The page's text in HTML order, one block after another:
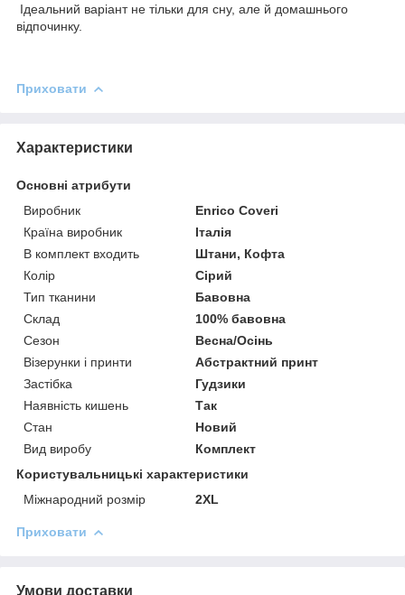
Ідеальний варіант не тільки для сну, але й домашнього
відпочинку.
Приховати
Характеристики
Основні атрибути
Виробник
Enrico Coveri
Країна виробник
Італія
В комплект входить
Штани, Кофта
Колір
Сірий
Тип тканини
Бавовна
Склад
100% бавовна
Сезон
Весна/Осінь
Візерунки і принти
Абстрактний принт
Застібка
Гудзики
Наявність кишень
Так
Стан
Новий
Вид виробу
Комплект
Користувальницькі характеристики
Міжнародний розмір
2XL
Приховати
Умови доставки